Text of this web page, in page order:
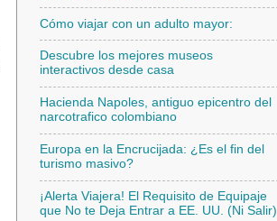
Cómo viajar con un adulto mayor:
Descubre los mejores museos
interactivos desde casa
Hacienda Napoles, antiguo epicentro del
narcotrafico colombiano
Europa en la Encrucijada: ¿Es el fin del
turismo masivo?
¡Alerta Viajera! El Requisito de Equipaje
que No te Deja Entrar a EE. UU. (Ni Salir)